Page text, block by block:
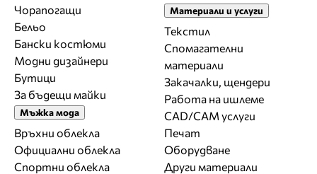
Чорапогащи
Бельо
Бански костюми
Модни дизайнери
Бутици
За бъдещи майки
Мъжка мода
Връхни облекла
Официални облекла
Спортни облекла
Материали и услуги
Текстил
Спомагателни
материали
Закачалки, щендери
Работа на ишлеме
CAD/CAM услуги
Печат
Оборудване
Други материали